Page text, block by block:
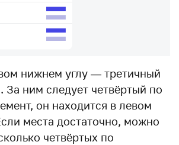
нижнем углу — третичный
За ним следует четвёртый по
он находится в левом
места достаточно, можно
четвёртых по